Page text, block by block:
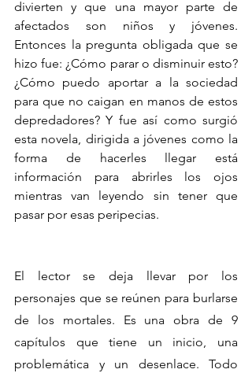
divierten y que una mayor parte de
afectados son niños y jóvenes.
Entonces la pregunta obligada que se
hizo fue: ¿Cómo parar o disminuir esto?
¿Cómo puedo aportar a la sociedad
para que no caigan en manos de estos
depredadores? Y fue así como surgió
esta novela, dirigida a jóvenes como la
forma de hacerles llegar está
información para abrirles los ojos
mientras van leyendo sin tener que
pasar por esas peripecias.
El lector se deja llevar por los
personajes que se reúnen para burlarse
de los mortales. Es una obra de 9
capítulos que tiene un inicio, una
problemática y un desenlace. Todo